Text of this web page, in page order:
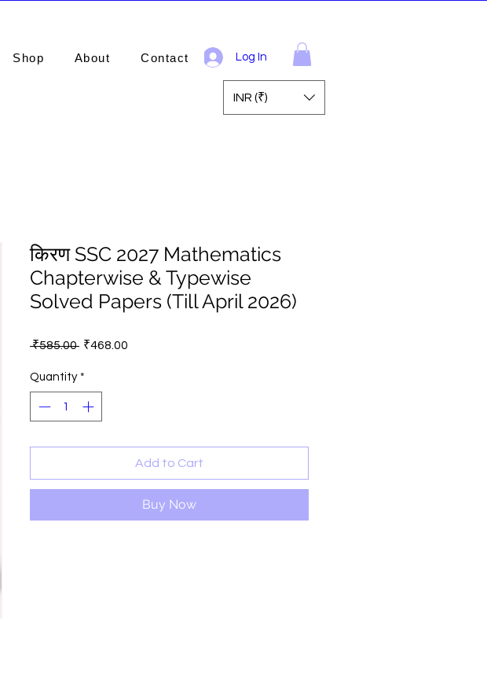
Log In
Shop About Contact
INR (₹)
किरण SSC 2027 Mathematics
Chapterwise & Typewise
Solved Papers (Till April 2026)
₹585.00 Regular
₹468.00
Quantity *
Add to Cart
Buy Now